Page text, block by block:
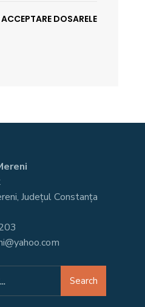
DOSARELE
Județul Constanța
Search